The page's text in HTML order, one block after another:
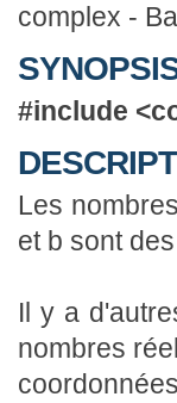
complex -
#include
Les
et b sont
Il y a
nombres